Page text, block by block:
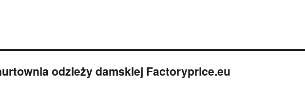
odzieży damskiej Factoryprice.eu